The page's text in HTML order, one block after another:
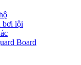
bơi lội
Board